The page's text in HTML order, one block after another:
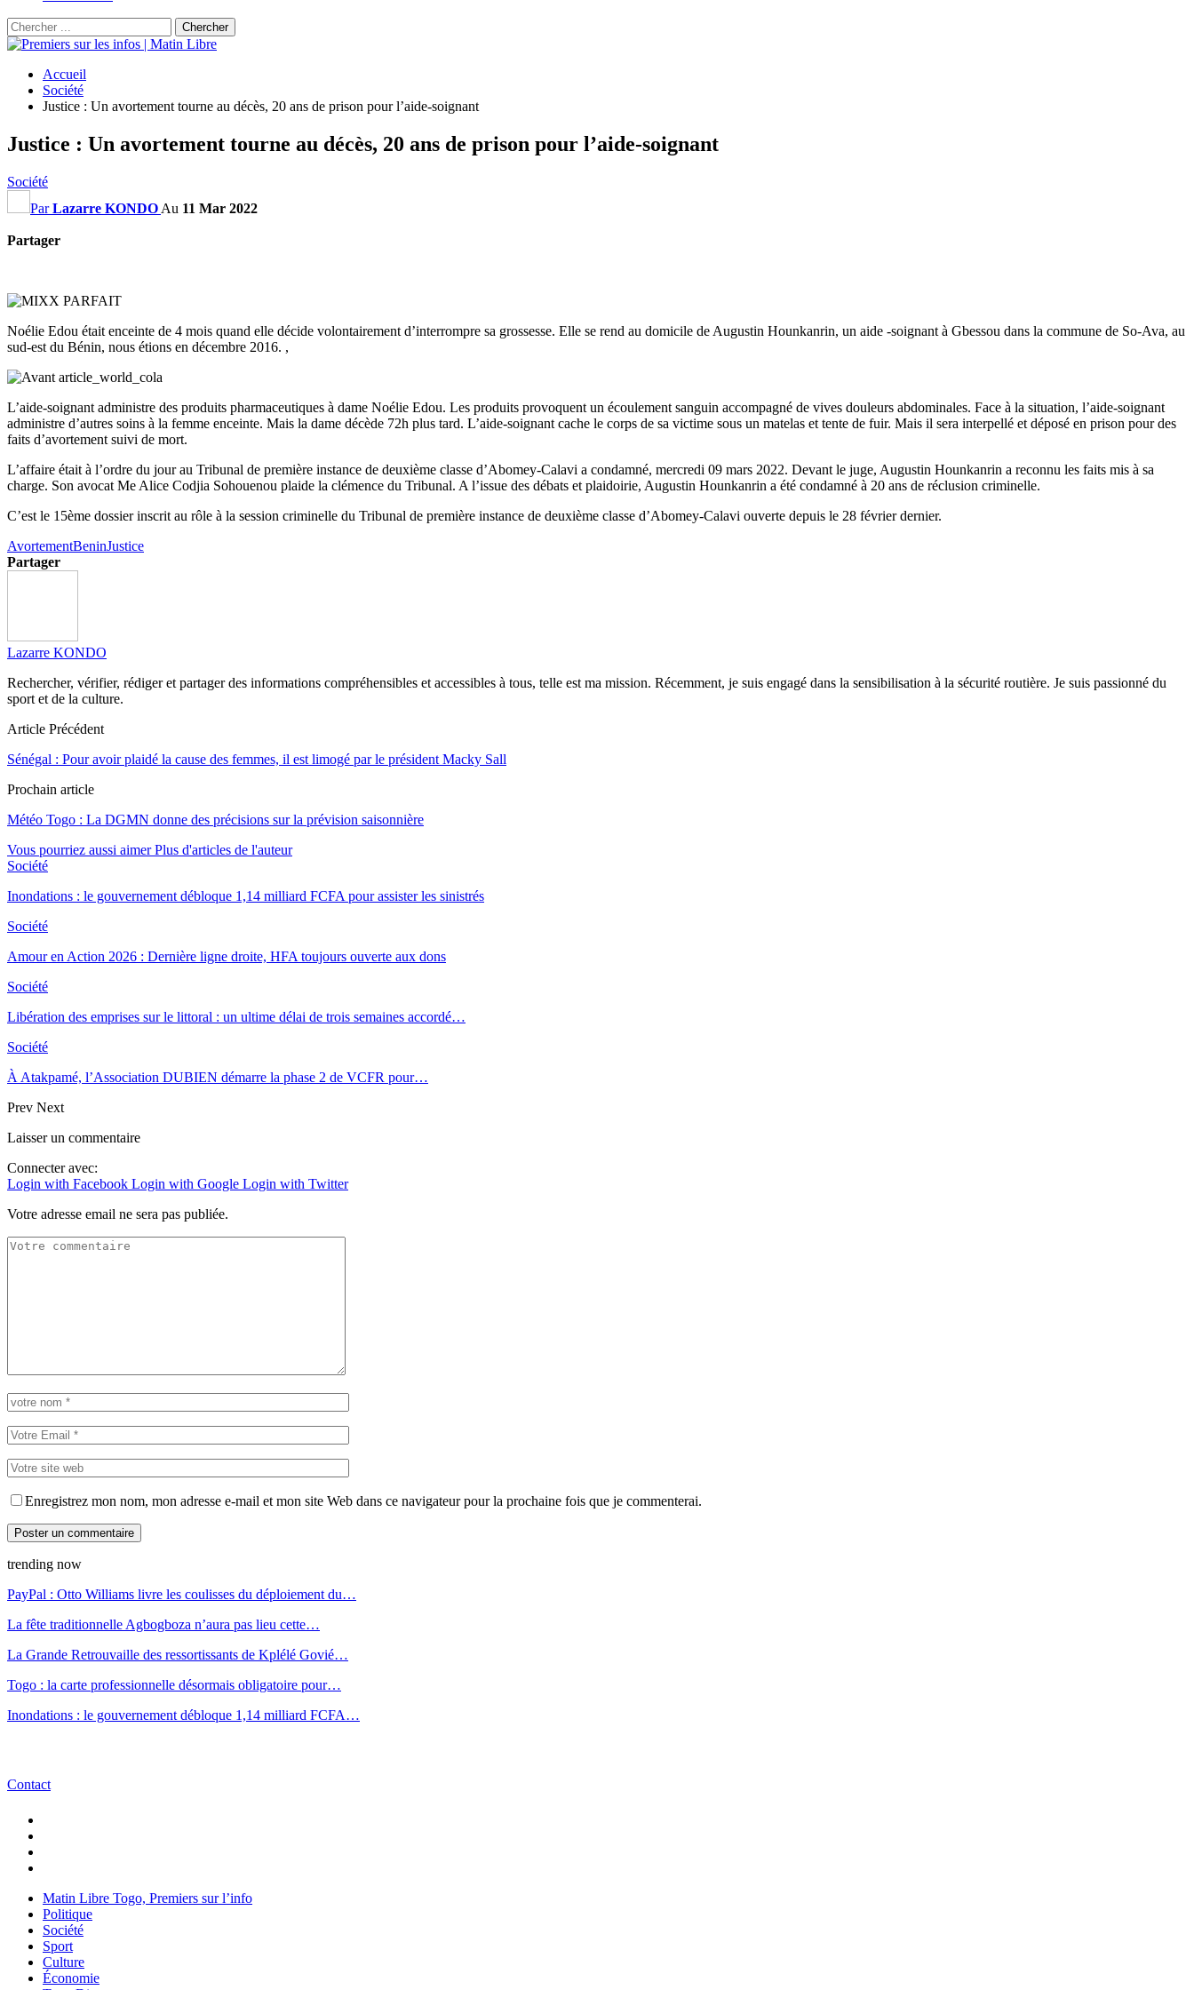
Accueil
Société
Justice : Un avortement tourne au décès, 20 ans de prison pour l’aide-soignant
Justice : Un avortement tourne au décès, 20 ans de prison pour l’aide-soignant
Société
ParLazarre KONDO Au 11 Mar 2022
Partager
Noélie Edou était enceinte de 4 mois quand elle décide volontairement d’interrompre sa grossesse. Elle se rend au domicile de Augustin Hounkanrin, un aide -soignant à Gbessou dans la commune de So-Ava, au
sud-est du Bénin, nous étions en décembre 2016. ,
L’aide-soignant administre des produits pharmaceutiques à dame Noélie Edou. Les produits provoquent un écoulement sanguin accompagné de vives douleurs abdominales. Face à la situation, l’aide-soignant
administre d’autres soins à la femme enceinte. Mais la dame décède 72h plus tard. L’aide-soignant cache le corps de sa victime sous un matelas et tente de fuir. Mais il sera interpellé et déposé en prison pour des
faits d’avortement suivi de mort.
L’affaire était à l’ordre du jour au Tribunal de première instance de deuxième classe d’Abomey-Calavi a condamné, mercredi 09 mars 2022. Devant le juge, Augustin Hounkanrin a reconnu les faits mis à sa
charge. Son avocat Me Alice Codjia Sohouenou plaide la clémence du Tribunal. A l’issue des débats et plaidoirie, Augustin Hounkanrin a été condamné à 20 ans de réclusion criminelle.
C’est le 15ème dossier inscrit au rôle à la session criminelle du Tribunal de première instance de deuxième classe d’Abomey-Calavi ouverte depuis le 28 février dernier.
AvortementBeninJustice
Partager
Lazarre KONDO
Rechercher, vérifier, rédiger et partager des informations compréhensibles et accessibles à tous, telle est ma mission. Récemment, je suis engagé dans la sensibilisation à la sécurité routière. Je suis passionné du
sport et de la culture.
Article Précédent
Sénégal : Pour avoir plaidé la cause des femmes, il est limogé par le président Macky Sall
Prochain article
Météo Togo : La DGMN donne des précisions sur la prévision saisonnière
Vous pourriez aussi aimer Plus d'articles de l'auteur
Société
Inondations : le gouvernement débloque 1,14 milliard FCFA pour assister les sinistrés
Société
Amour en Action 2026 : Dernière ligne droite, HFA toujours ouverte aux dons
Société
Libération des emprises sur le littoral : un ultime délai de trois semaines accordé…
Société
À Atakpamé, l’Association DUBIEN démarre la phase 2 de VCFR pour…
Prev Next
Laisser un commentaire
Connecter avec:
Login with Facebook Login with Google Login with Twitter
Votre adresse email ne sera pas publiée.
Enregistrez mon nom, mon adresse e-mail et mon site Web dans ce navigateur pour la prochaine fois que je commenterai.
trending now
PayPal : Otto Williams livre les coulisses du déploiement du…
La fête traditionnelle Agbogboza n’aura pas lieu cette…
La Grande Retrouvaille des ressortissants de Kplélé Govié…
Togo : la carte professionnelle désormais obligatoire pour…
Inondations : le gouvernement débloque 1,14 milliard FCFA…
Contact
Matin Libre Togo, Premiers sur l’info
Politique
Société
Sport
Culture
Économie